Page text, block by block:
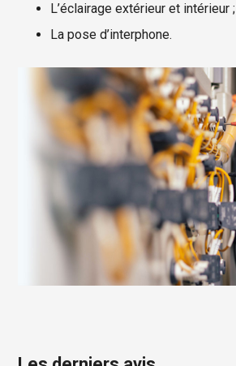
L’éclairage extérieur et intérieur ;
La pose d’interphone.